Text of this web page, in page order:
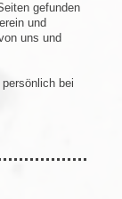
gefunden
und
uns und
bei